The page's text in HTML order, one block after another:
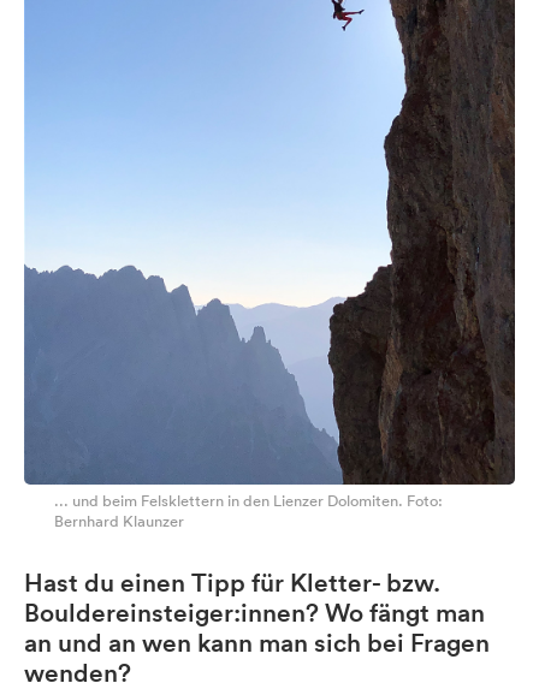
... und beim Felsklettern in den Lienzer Dolomiten. Foto:
Bernhard Klaunzer
Hast du einen Tipp für Kletter- bzw.
Bouldereinsteiger:innen? Wo fängt man
an und an wen kann man sich bei Fragen
wenden?